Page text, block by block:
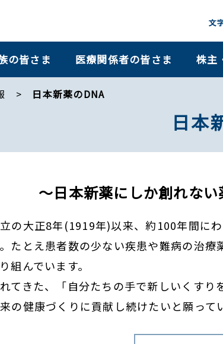
の皆さま 医療関係者の皆さま 株主
日本新薬のDNA
日本
～日本新薬にしか創れない
の大正8年(1919年)以来、約100年間に
たとえ患者数の少ない疾患や難病の治
組んでいます。
てきた、「自分たちの手で新しいくす
の健康づくりに貢献し続けたいと願って